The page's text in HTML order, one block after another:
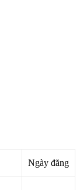
Ngày đăng